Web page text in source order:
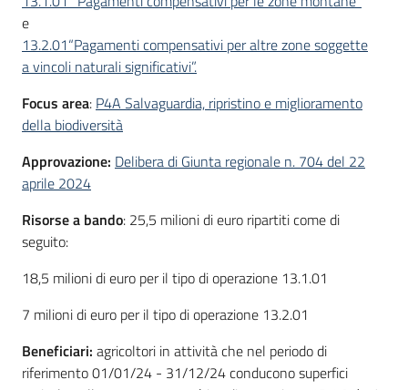
e
13.2.01“Pagamenti compensativi per altre zone soggette
a vincoli naturali significativi”.
Focus area: P4A Salvaguardia, ripristino e miglioramento
della biodiversità
Approvazione: Delibera di Giunta regionale n. 704 del 22
aprile 2024
Risorse a bando: 25,5 milioni di euro ripartiti come di
seguito:
18,5 milioni di euro per il tipo di operazione 13.1.01
7 milioni di euro per il tipo di operazione 13.2.01
Beneficiari: agricoltori in attività che nel periodo di
riferimento 01/01/24 - 31/12/24 conducono superfici